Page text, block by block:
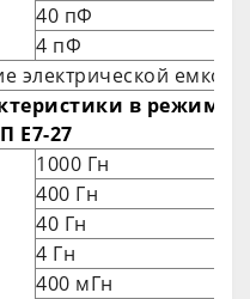
40 пФ
4 пФ
электрической
в режиме
Е7-27
1000 Гн
400 Гн
40 Гн
4 Гн
400 мГн